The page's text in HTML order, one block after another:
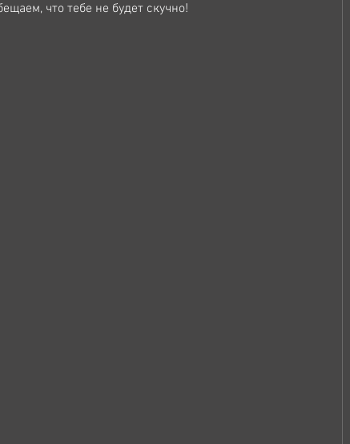
что тебе не будет скучно!